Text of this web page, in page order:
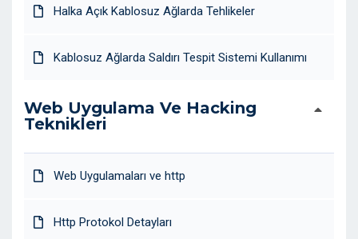
Halka Açık Kablosuz Ağlarda Tehlikeler
Kablosuz Ağlarda Saldırı Tespit Sistemi Kullanımı
Web Uygulama Ve Hacking
Teknikleri
Web Uygulamaları ve http
Http Protokol Detayları